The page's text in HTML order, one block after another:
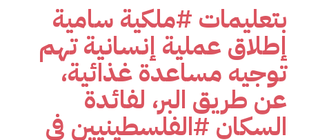
بتعليمات #ملكية سامية
إطلاق عملية إنسانية تهم
توجيه مساعدة غذائية،
عن طريق البر، لفائدة
السكان #الفلسطينيين في